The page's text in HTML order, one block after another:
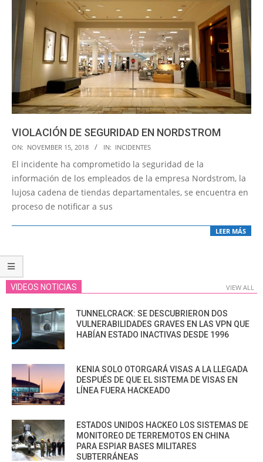
VIOLACIÓN DE SEGURIDAD EN NORDSTROM
2018-
11-
15
ON: NOVEMBER 15, 2018 IN: INCIDENTES
El incidente ha comprometido la seguridad de la
información de los empleados de la empresa Nordstrom, la
lujosa cadena de tiendas departamentales, se encuentra en
proceso de notificar a sus
LEER MÁS
VIDEOS NOTICIAS VIEW ALL
TUNNELCRACK: SE DESCUBRIERON DOS
VULNERABILIDADES GRAVES EN LAS VPN QUE
HABÍAN ESTADO INACTIVAS DESDE 1996
KENIA SOLO OTORGARÁ VISAS A LA LLEGADA
DESPUÉS DE QUE EL SISTEMA DE VISAS EN
LÍNEA FUERA HACKEADO
ESTADOS UNIDOS HACKEO LOS SISTEMAS DE
MONITOREO DE TERREMOTOS EN CHINA
PARA ESPIAR BASES MILITARES
SUBTERRÁNEAS